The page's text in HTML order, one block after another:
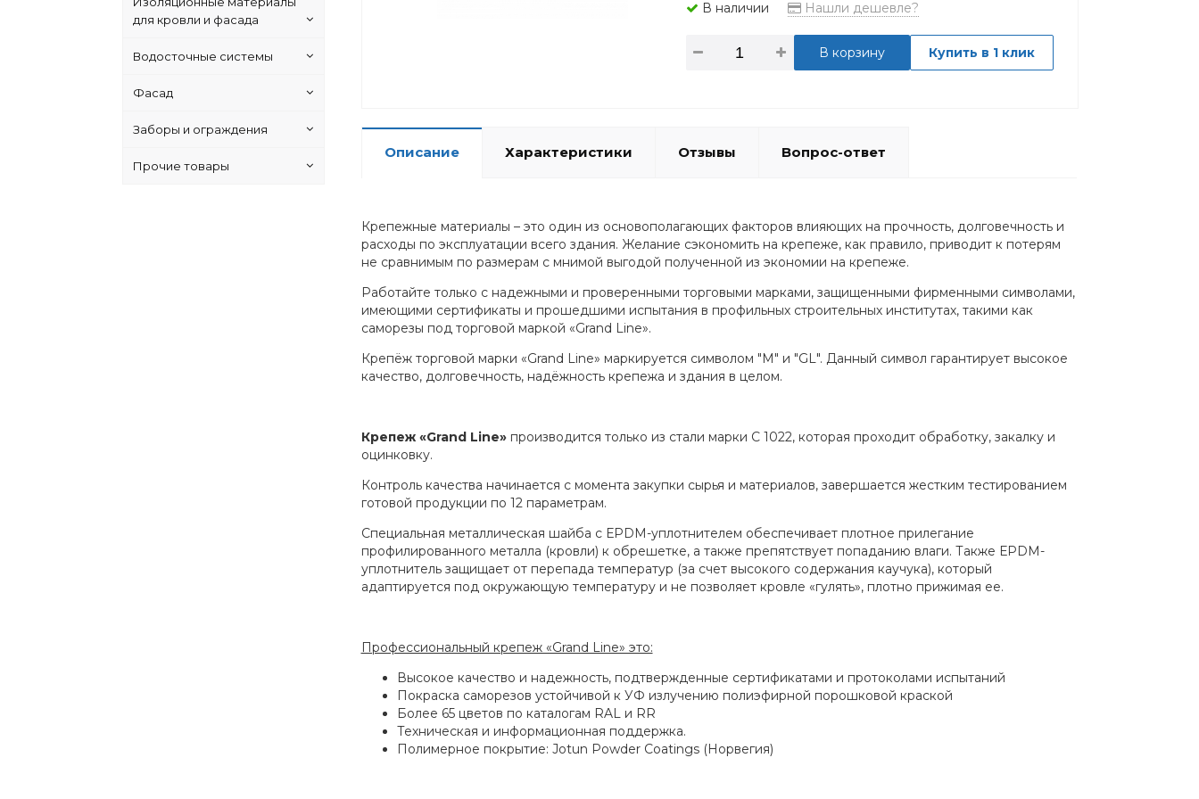
для кровли и фасада
Водосточные системы
Фасад
Заборы и ограждения
Прочие товары
В наличии Нашли дешевле?
В корзину Купить в 1 клик
Описание Характеристики Отзывы Вопрос-ответ
Крепежные материалы – это один из основополагающих факторов влияющих на прочность, долговечность и
расходы по эксплуатации всего здания. Желание сэкономить на крепеже, как правило, приводит к потерям
не сравнимым по размерам с мнимой выгодой полученной из экономии на крепеже.
Работайте только с надежными и проверенными торговыми марками, защищенными фирменными символами,
имеющими сертификаты и прошедшими испытания в профильных строительных институтах, такими как
саморезы под торговой маркой «Grand Line».
Крепёж торговой марки «Grand Line» маркируется символом "М" и "GL". Данный символ гарантирует высокое
качество, долговечность, надёжность крепежа и здания в целом.
Крепеж «Grand Line»производится только из стали марки С 1022, которая проходит обработку, закалку и
оцинковку.
Контроль качества начинается с момента закупки сырья и материалов, завершается жестким тестированием
готовой продукции по 12 параметрам.
Специальная металлическая шайба с ЕРDМ-уплотнителем обеспечивает плотное прилегание
профилированного металла (кровли) к обрешетке, а также препятствует попаданию влаги. Также ЕРDМ-
уплотнитель защищает от перепада температур (за счет высокого содержания каучука), который
адаптируется под окружающую температуру и не позволяет кровле «гулять», плотно прижимая ее.
Профессиональный крепеж «Grand Line» это:
Высокое качество и надежность‚ подтвержденные сертификатами и протоколами испытаний
Покраска саморезов устойчивой к УФ излучению полиэфирной порошковой краской
Более 65 цветов по каталогам RAL и RR
Техническая и информационная поддержка.
Полимерное покрытие: Jotun Powder Coatings (Норвегия)